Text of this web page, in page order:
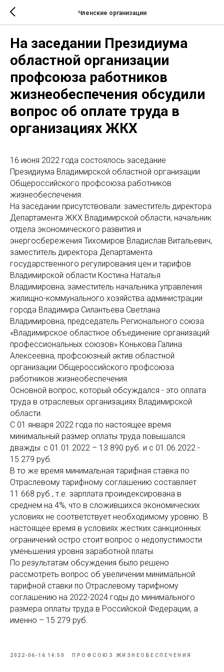
Членские организации
На заседании Президиума
областной организации
профсоюза работников
жизнеобеспечения обсудили
вопрос об оплате труда в
организациях ЖКХ
16 июня 2022 года состоялось заседание
Президиума Владимирской областной организации
Общероссийского профсоюза работников
жизнеобеспечения.
На заседании присутствовали: заместитель директора
Департамента ЖКХ Владимирской области, начальник
отдела экономического развития и
энергосбережения Тихомиров Владислав Витальевич,
заместитель директора Департамента
государственного регулирования цен и тарифов
Владимирской области Костина Наталья
Владимировна, заместитель начальника управления
жилищно-коммунального хозяйства администрации
города Владимира Силантьева Светлана
Владимировна, председатель Регионального союза
«Владимирское областное объединение организаций
профессиональных союзов» Конькова Галина
Алексеевна, профсоюзный актив областной
организации Общероссийского профсоюза
работников жизнеобеспечения.
Основной вопрос, который обсуждался - это оплата
труда в отраслевых организациях Владимирской
области.
С 01 января 2022 года по настоящее время
минимальный размер оплаты труда повышался
дважды: с 01.01.2022 – 13 890 руб. и с 01.06.2022 -
15 279 руб.
В то же время минимальная тарифная ставка по
Отраслевому тарифному соглашению составляет
11 668 руб., т.е. зарплата проиндексирована в
среднем на 4%, что в сложившихся экономических
условиях не соответствует необходимому уровню. В
настоящее время в условиях жестких санкционных
ограничений остро стоит вопрос о недопустимости
уменьшения уровня заработной платы.
По результатам обсуждения было решено
рассмотреть вопрос об увеличении минимальной
тарифной ставки по Отраслевому тарифному
соглашению на 2022-2024 годы до минимального
размера оплаты труда в Российской Федерации, а
именно – 15 279 руб.
2022-06-16 14:50 ПРОФСОЮЗ ЖИЗНЕОБЕСПЕЧЕНИЯ